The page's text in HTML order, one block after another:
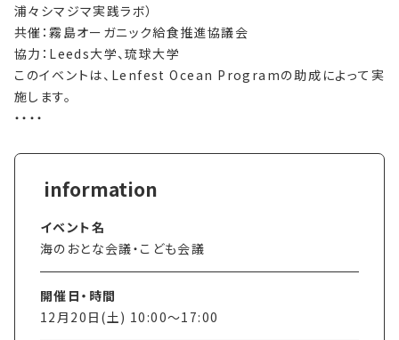
浦々シマジマ実践ラボ）
共催：霧島オーガニック給食推進協議会
協力：Leeds大学、琉球大学
このイベントは、Lenfest Ocean Programの助成によって実
施します。
・・・・
イベント名
海のおとな会議・こども会議
開催日・時間
12月20日(土) 10:00〜17:00